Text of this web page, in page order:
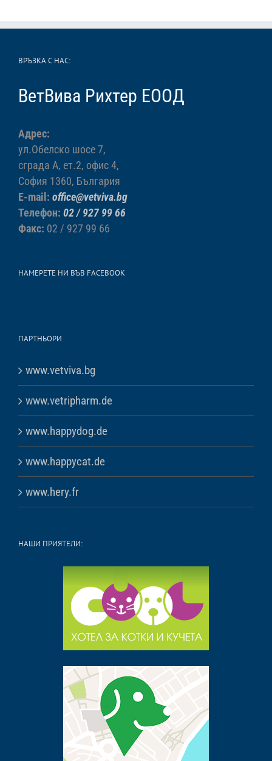
ВРЪЗКА С НАС:
ВетВива Рихтер ЕООД
Адрес:
ул.Обелско шосе 7,
сграда А, ет.2, офис 4,
София 1360, България
E-mail: office@vetviva.bg
Телефон: 02 / 927 99 66
Факс: 02 / 927 99 66
НАМЕРЕТЕ НИ ВЪВ FACEBOOK
ПАРТНЬОРИ
www.vetviva.bg
www.vetripharm.de
www.happydog.de
www.happycat.de
www.hery.fr
НАШИ ПРИЯТЕЛИ: